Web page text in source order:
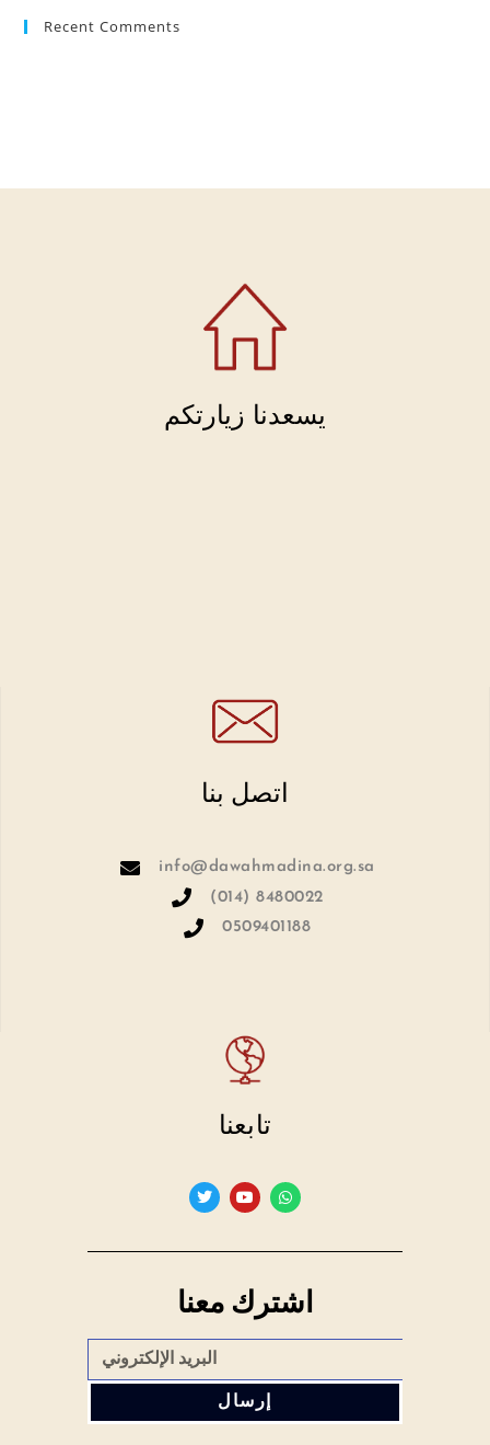
Recent Comments
يسعدنا زيارتكم
اتصل بنا
info@dawahmadina.org.sa
(014) 8480022
0509401188
تابعنا
اشترك معنا
إرسال